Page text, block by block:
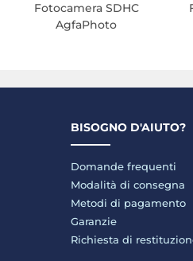
Fotocamera SDHC
AgfaPhoto
BISOGNO D'AIUTO?
Domande frequenti
Modalità di consegna
Metodi di pagamento
Garanzie
Richiesta di